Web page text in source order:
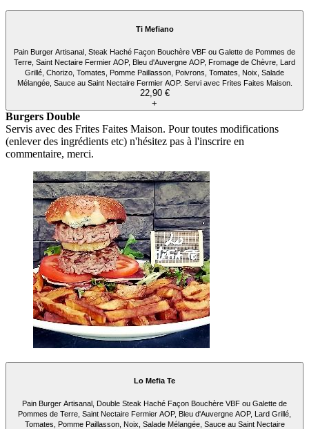
Ti Mefiano
Pain Burger Artisanal, Steak Haché Façon Bouchère VBF ou Galette de Pommes de
Terre, Saint Nectaire Fermier AOP, Bleu d'Auvergne AOP, Fromage de Chèvre, Lard
Grillé, Chorizo, Tomates, Pomme Paillasson, Poivrons, Tomates, Noix, Salade
Mélangée, Sauce au Saint Nectaire Fermier AOP. Servi avec Frites Faites Maison.
22,90 €
+
Burgers Double
Servis avec des Frites Faites Maison. Pour toutes modifications
(enlever des ingrédients etc) n'hésitez pas à l'inscrire en
commentaire, merci.
Lo Mefia Te
Pain Burger Artisanal, Double Steak Haché Façon Bouchère VBF ou Galette de
Pommes de Terre, Saint Nectaire Fermier AOP, Bleu d'Auvergne AOP, Lard Grillé,
Tomates, Pomme Paillasson, Noix, Salade Mélangée, Sauce au Saint Nectaire